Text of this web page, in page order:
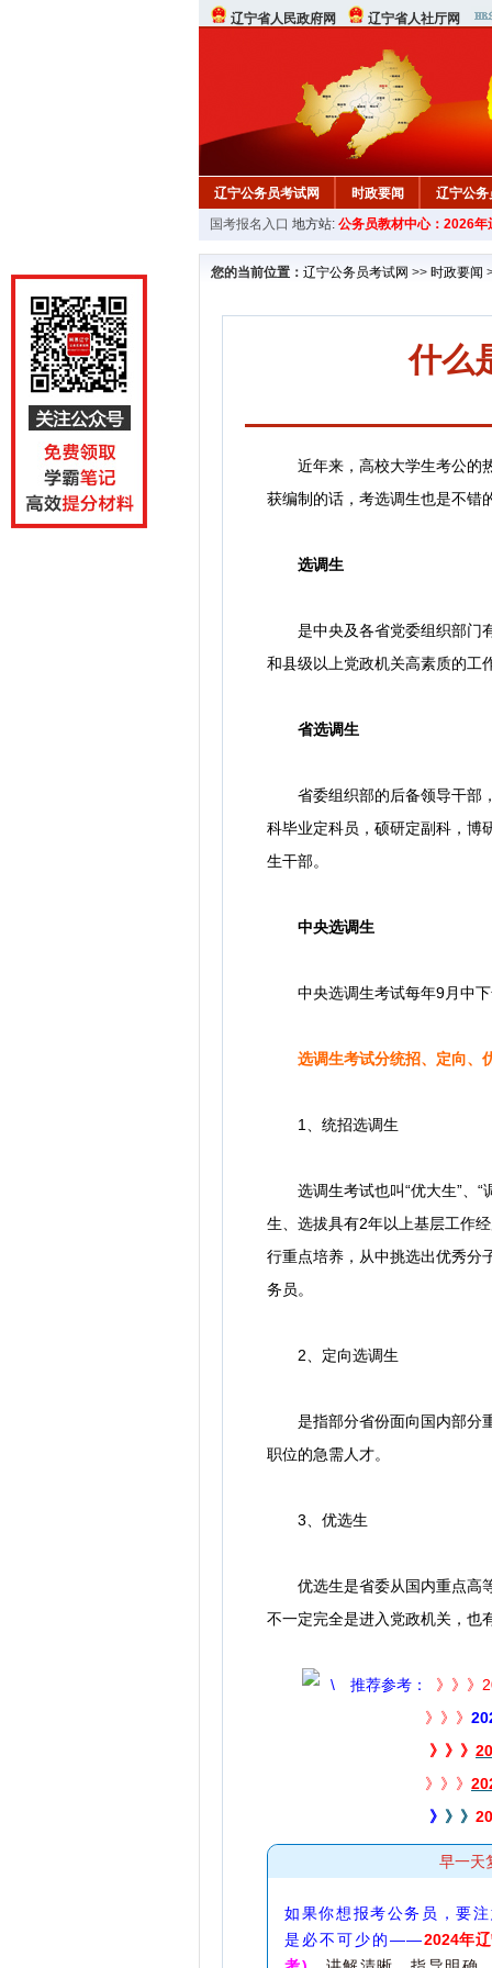
辽宁省人民政府网 辽宁省人社厅网
辽宁公务员考试网 时政要闻 辽宁公务
在线咨询 教材中心
国考报名入口 地方站: 公务员教材中心：2026年
您的当前位置： 辽宁公务员考试网 >> 时政要闻
什么
近年来，高校大学生考公的热
获编制的话，考选调生也是不错
选调生
是中央及各省党委组织部门有
和县级以上党政机关高素质的工
省选调生
省委组织部的后备领导干部，
科毕业定科员，硕研定副科，博
生干部。
中央选调生
中央选调生考试每年9月中下
选调生考试分统招、定向、
1、统招选调生
选调生考试也叫“优大生”、“
生、选拔具有2年以上基层工作
行重点培养，从中挑选出优秀分
务员。
2、定向选调生
是指部分省份面向国内部分重
职位的急需人才。
3、优选生
优选生是省委从国内重点高等
不一定完全是进入党政机关，也
推荐参考： 》》》
》》》
》》》
》 》》
》 》》
早一天
如果你想报考公务员，要
是必不可少的——2024年